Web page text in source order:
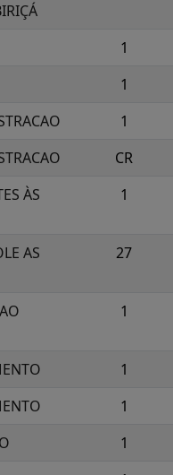
1
1
1
CR
ÀS
1
AS
27
1
1
1
1